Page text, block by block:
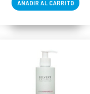
Ligne Corporelle
®
AÑADIR AL CARRITO